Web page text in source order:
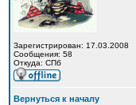
Зарегистрирован: 17.03.2008
Сообщения: 58
Откуда: CПб
Вернуться к началу